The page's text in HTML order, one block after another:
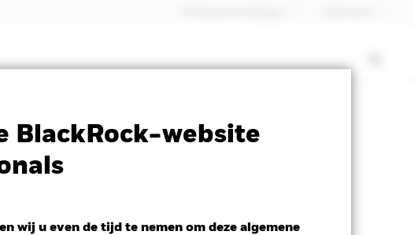
BlackRock-website
wij u even de tijd te nemen om deze algemene
Web Disclosure Prospectus Download